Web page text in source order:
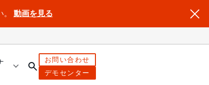
動画を見る
お問い合わせ
デモセンター